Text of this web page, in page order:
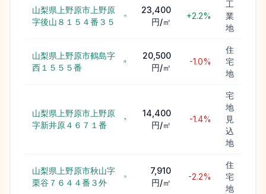
山梨県上野原市上野原
字後山８１５４番３５
23,400
円/㎡
+2.2%
工
業
地
山梨県上野原市鶴島字
西１５５５番
20,500
円/㎡
-1.0%
住
宅
地
山梨県上野原市上野原
字新井原４６７１番
14,400
円/㎡
-1.4%
宅
地
見
込
地
山梨県上野原市秋山字
栗谷７６４４番３外
7,910
円/㎡
-2.2%
住
宅
地